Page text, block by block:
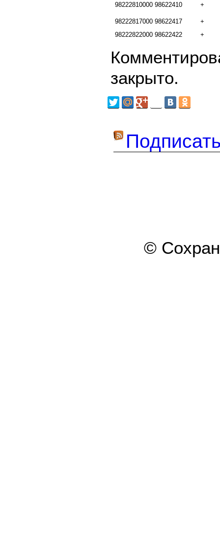
98222810000 98622410 +
98222817000 98622417
+
98222822000 98622422 +
закрыто.
©